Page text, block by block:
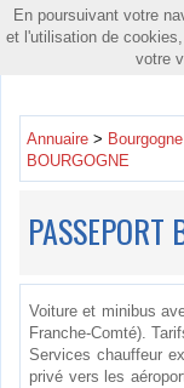
Annuaire > Bourgogne
BOURGOGNE
PASSEPORT
Voiture et minibus
Franche-Comté).
Services chauffeur
privé vers les
En poursuivant votre
et l'utilisation de
votre